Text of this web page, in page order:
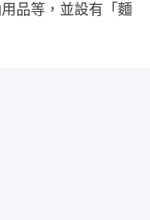
品等，並設有「麵